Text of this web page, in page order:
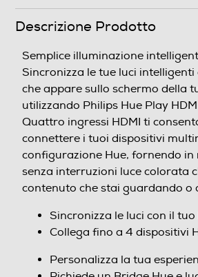
Informazioni sulla sicurezza del
Clicca qui
Descrizione Prodotto
Semplice illuminazione
Sincronizza le tue luci
che appare sullo schermo della
utilizzando Philips Hue Play
Quattro ingressi HDMI ti
connettere i tuoi dispositivi
configurazione Hue, fornendo in
senza interruzioni luce colorata
contenuto che stai guardando o
Sincronizza le luci con il
Collega fino a 4 dispositivi
Personalizza la tua